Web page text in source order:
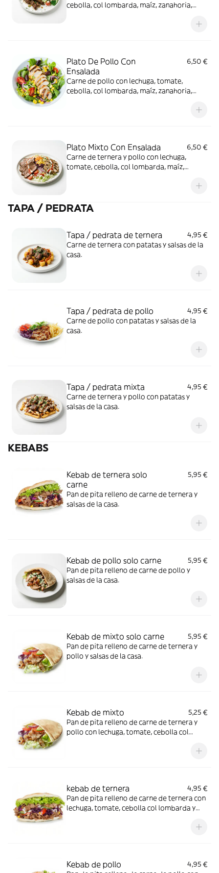
cebolla, col lombarda, maíz, zanahoria,
Plato De Pollo Con
Ensalada
6,50 €
Carne de pollo con lechuga, tomate,
cebolla, col lombarda, maíz, zanahoria,
Plato Mixto Con Ensalada
6,50 €
Carne de ternera y pollo con lechuga,
tomate, cebolla, col lombarda, maíz,
TAPA / PEDRATA
Tapa / pedrata de ternera
4,95 €
Carne de ternera con patatas y salsas de la
casa.
Tapa / pedrata de pollo
4,95 €
Carne de pollo con patatas y salsas de la
casa.
Tapa / pedrata mixta
4,95 €
Carne de ternera y pollo con patatas y
salsas de la casa.
KEBABS
Kebab de ternera solo
carne
5,95 €
Pan de pita relleno de carne de ternera y
salsas de la casa.
Kebab de pollo solo carne
5,95 €
Pan de pita relleno de carne de pollo y
salsas de la casa.
Kebab de mixto solo carne
5,95 €
Pan de pita relleno de carne de ternera y
pollo y salsas de la casa.
Kebab de mixto
5,25 €
Pan de pita relleno de carne de ternera y
pollo con lechuga, tomate, cebolla col
kebab de ternera
4,95 €
Pan de pita relleno de carne de ternera con
lechuga, tomate, cebolla col lombarda y
Kebab de pollo
4,95 €